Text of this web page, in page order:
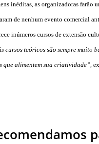
inéditas, as organizadoras
de nenhum evento comercial
inúmeros cursos de extensão
cursos teóricos são sempre muito
que alimentem sua criatividade”,